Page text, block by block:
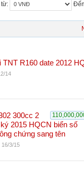
từ:
TNT R160 date 2012
14
300cc 2
2015 HQCN biển số
chứng sang tên
16/3/15